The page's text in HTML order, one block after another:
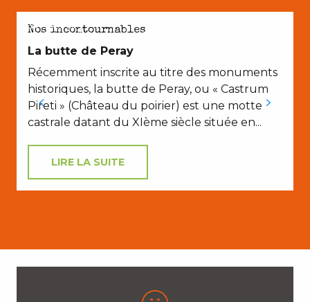
EN COUPLE
Nos incontournables
La butte de Peray
Récemment inscrite au titre des monuments
historiques, la butte de Peray, ou « Castrum
Pireti » (Château du poirier) est une motte
castrale datant du XIème siècle située en...
LIRE LA SUITE